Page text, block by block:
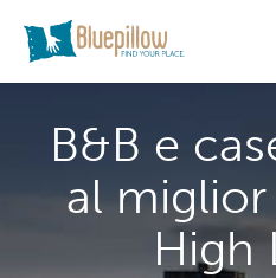
B&B e
al
High